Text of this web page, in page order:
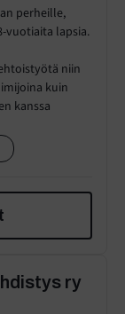
perheille,
vuotiaita lapsia.
niin
kuin
kanssa
ry